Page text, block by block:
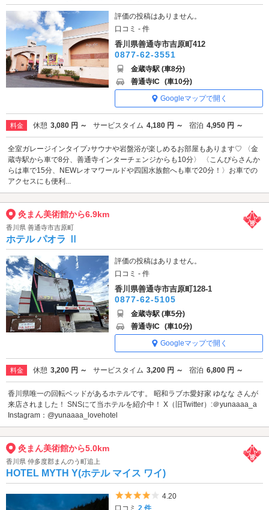
評価の投稿はありません。
口コミ - 件
香川県善通寺市吉原町412
0877-62-3551
金蔵寺駅 (車8分)
善通寺IC (車10分)
Googleマップで開く
料金 休憩 3,080 円 ～ サービスタイム 4,180 円 ～ 宿泊 4,950 円 ～
全室ガレージインタイプ♪サウナや岩盤浴が楽しめるお部屋もあります♡ 〈金
蔵寺駅から車で8分、善通寺インターチェンジからも10分〉 〈こんぴらさんか
らは車で15分、NEWレオマワールドや四国水族館へも車で20分！〉お車での
アクセスにも便利...
灸まん美術館から6.9km
香川県 善通寺市吉原町
ホテル パオラ Ⅱ
評価の投稿はありません。
口コミ - 件
香川県善通寺市吉原町128-1
0877-62-5105
金蔵寺駅 (車5分)
善通寺IC (車10分)
Googleマップで開く
料金 休憩 3,200 円 ～ サービスタイム 3,200 円 ～ 宿泊 6,800 円 ～
香川県唯一の回転ベッドがあるホテルです。 昭和ラブホ愛好家 ゆなな さんが
来店されました！ SNSにて当ホテルを紹介中！ X（旧Twitter）:＠yunaaaa_a
Instagram：@yunaaaa_lovehotel
灸まん美術館から5.0km
香川県 仲多度郡まんのう町追上
HOTEL MYTH Y(ホテル マイス ワイ)
5つ星のうち4
4.20
口コミ2 件